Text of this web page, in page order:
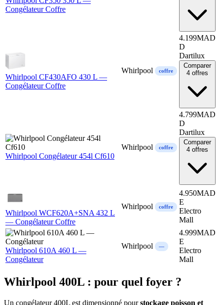
Congélateur Coffre
Whirlpool CF430AFO 430 L —
Congélateur Coffre
Whirlpool coffre
4.199MAD
D
Dartilux
Comparer
4 offres
Whirlpool Congélateur 454l Cf610
Whirlpool coffre
4.799MAD
D
Dartilux
Comparer
4 offres
Whirlpool WCF620A+SNA 432 L
— Congélateur Coffre
Whirlpool coffre
4.950MAD
E
Electro
Mall
Whirlpool 610A 460 L —
Congélateur
Whirlpool —
4.999MAD
E
Electro
Mall
Whirlpool 400L : pour quel foyer ?
Un congélateur 400L est dimensionné pourstockage poisson et